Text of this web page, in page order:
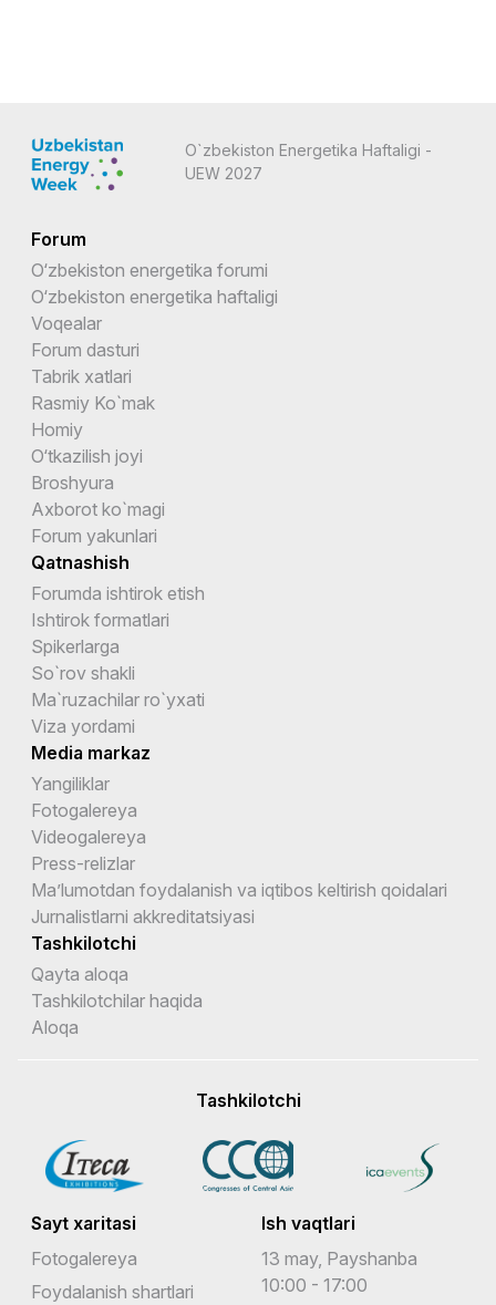
O`zbekiston Energetika Haftaligi -
UEW 2027
Forum
O‘zbekiston energetika forumi
O‘zbekiston energetika haftaligi
Voqealar
Forum dasturi
Tabrik xatlari
Rasmiy Ko`mak
Homiy
O‘tkazilish joyi
Broshyura
Axborot ko`magi
Forum yakunlari
Qatnashish
Forumda ishtirok etish
Ishtirok formatlari
Spikerlarga
So`rov shakli
Ma`ruzachilar ro`yxati
Viza yordami
Media markaz
Yangiliklar
Fotogalereya
Videogalereya
Press-relizlar
Ma’lumotdan foydalanish va iqtibos keltirish qoidalari
Jurnalistlarni akkreditatsiyasi
Tashkilotchi
Qayta aloqa
Tashkilotchilar haqida
Aloqa
Tashkilotchi
Sayt xaritasi
Fotogalereya
Foydalanish shartlari
Ish vaqtlari
13 may, Payshanba
10:00 - 17:00